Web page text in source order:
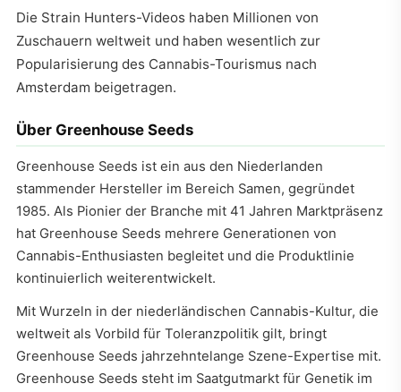
Die Strain Hunters-Videos haben Millionen von
Zuschauern weltweit und haben wesentlich zur
Popularisierung des Cannabis-Tourismus nach
Amsterdam beigetragen.
Über Greenhouse Seeds
Greenhouse Seeds ist ein aus den Niederlanden
stammender Hersteller im Bereich Samen, gegründet
1985. Als Pionier der Branche mit 41 Jahren Marktpräsenz
hat Greenhouse Seeds mehrere Generationen von
Cannabis-Enthusiasten begleitet und die Produktlinie
kontinuierlich weiterentwickelt.
Mit Wurzeln in der niederländischen Cannabis-Kultur, die
weltweit als Vorbild für Toleranzpolitik gilt, bringt
Greenhouse Seeds jahrzehntelange Szene-Expertise mit.
Greenhouse Seeds steht im Saatgutmarkt für Genetik im